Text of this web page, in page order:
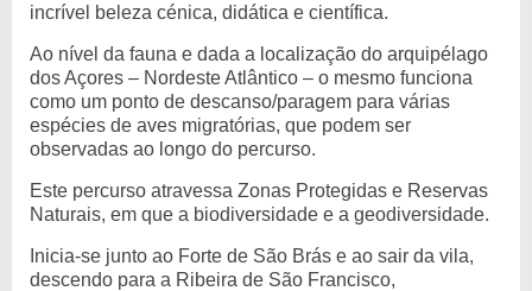
incrível beleza cénica, didática e científica.
Ao nível da fauna e dada a localização do arquipélago
dos Açores – Nordeste Atlântico – o mesmo funciona
como um ponto de descanso/paragem para várias
espécies de aves migratórias, que podem ser
observadas ao longo do percurso.
Este percurso atravessa Zonas Protegidas e Reservas
Naturais, em que a biodiversidade e a geodiversidade.
Inicia-se junto ao Forte de São Brás e ao sair da vila,
descendo para a Ribeira de São Francisco,